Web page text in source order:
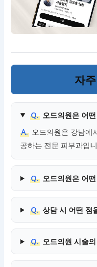
자
Q. 오드의원은 어
A. 오드의원은 강남에
공하는 전문 피부과입
Q. 오드의원은 어
Q. 상담 시 어떤 점
Q. 오드의원 시술